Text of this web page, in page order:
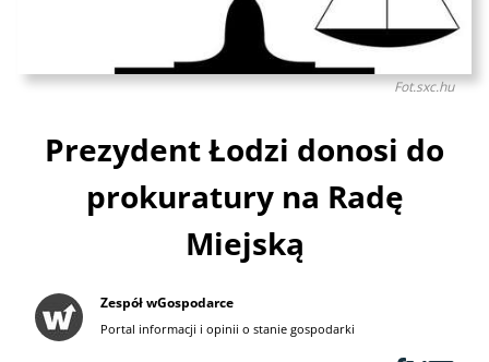
Fot.sxc.hu
Prezydent Łodzi donosi do
prokuratury na Radę
Miejską
Zespół wGospodarce
Portal informacji i opinii o stanie gospodarki